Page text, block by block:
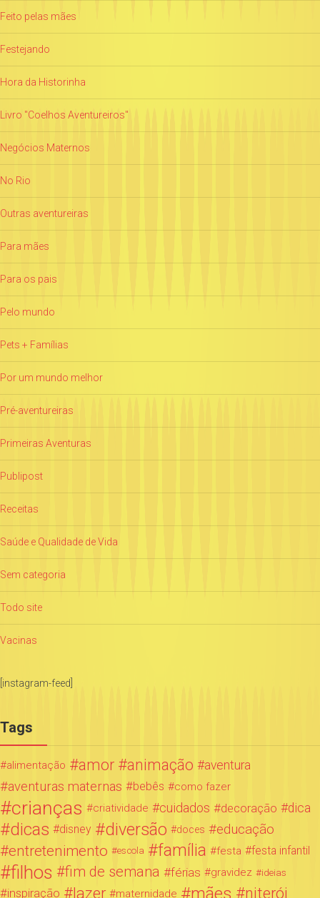
Feito pelas mães
Festejando
Hora da Historinha
Livro "Coelhos Aventureiros"
Negócios Maternos
No Rio
Outras aventureiras
Para mães
Para os pais
Pelo mundo
Pets + Famílias
Por um mundo melhor
Pré-aventureiras
Primeiras Aventuras
Publipost
Receitas
Saúde e Qualidade de Vida
Sem categoria
Todo site
Vacinas
[instagram-feed]
Tags
alimentação amor animação aventura
aventuras maternas bebês como fazer
crianças criatividade cuidados decoração dica
dicas disney diversão doces educação
entretenimento escola família festa festa infantil
filhos fim de semana férias gravidez ideias
inspiração lazer maternidade mães niterói